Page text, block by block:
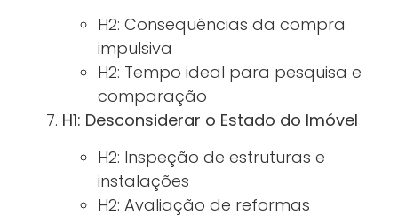
H2: Consequências da compra
impulsiva
H2: Tempo ideal para pesquisa e
comparação
H1: Desconsiderar o Estado do Imóvel
H2: Inspeção de estruturas e
instalações
H2: Avaliação de reformas